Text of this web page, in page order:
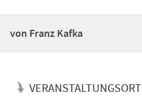
von Franz Kafka
VERANSTALTUNGSORT